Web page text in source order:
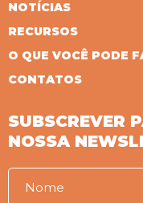
NOTÍCIAS
RECURSOS
O QUE VOCÊ PODE
CONTATOS
SUBSCREVER
NOSSA